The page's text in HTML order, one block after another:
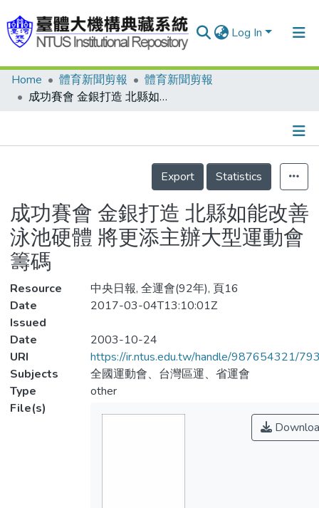
Log In
Communities & Collections
Statistics
Home 體育新聞剪報
體育新聞剪報
成功賽會 金銀打造 北縣如能改善泳池硬體 將更添主辦大型運動會籌碼
Details
Export
Statistics
成功賽會 金銀打造 北縣如能改善
泳池硬體 將更添主辦大型運動會
籌碼
Resource
中央日報, 全運會(92年), 頁16
Date
Issued
2017-03-04T13:10:01Z
Date
2003-10-24
URI
https://ir.ntus.edu.tw/handle/987654321/
Subjects
全國運動會、台灣區運、省運會
Type
other
File(s)